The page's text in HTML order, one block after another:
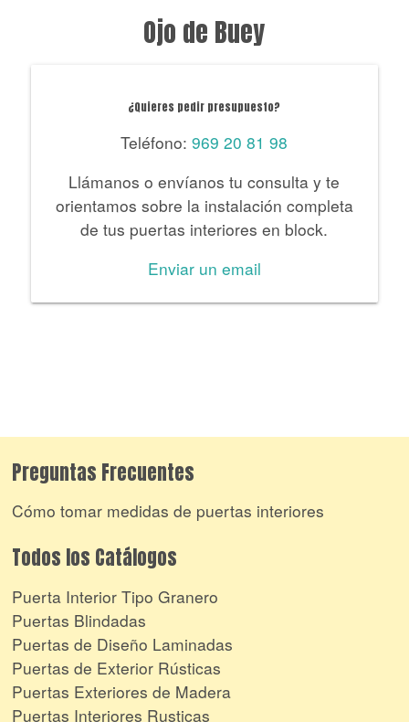
Ojo de Buey
¿Quieres pedir presupuesto?
Teléfono:969 20 81 98
Llámanos o envíanos tu consulta y te
orientamos sobre la instalación completa
de tus puertas interiores en block.
Enviar un email
Preguntas Frecuentes
Cómo tomar medidas de puertas interiores
Todos los Catálogos
Puerta Interior Tipo Granero
Puertas Blindadas
Puertas de Diseño Laminadas
Puertas de Exterior Rústicas
Puertas Exteriores de Madera
Puertas Interiores Rusticas